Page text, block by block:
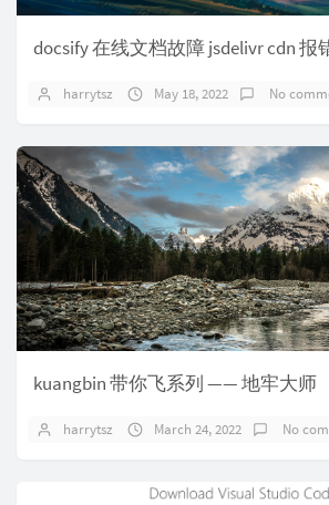
docsify 在线文档故障 jsdelivr cdn 报
harrytsz May 18, 2022 No
kuangbin 带你飞系列 —— 地牢大师
harrytsz March 24, 2022 No